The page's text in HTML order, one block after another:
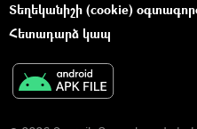
Տեղեկանիշի (cookie)
Հետադարձ կապ